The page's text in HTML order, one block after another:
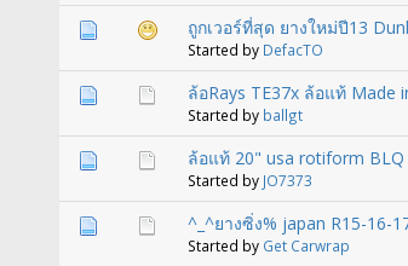
ถูกเวอร์ที่สุด ยางใหม่ปี13
Started by DefacTO
ล้อRays TE37x ล้อแท้ Made
Started by ballgt
ล้อแท้ 20" usa rotiform
Started by JO7373
^_^ยางซิ่ง% japan R15-16-
Started by Get Carwrap